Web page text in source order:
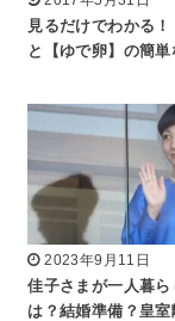
見るだけでわかる！
と【ゆで卵】の簡
2023年9月11日
佳子さまが一人暮
は？結婚準備？皇